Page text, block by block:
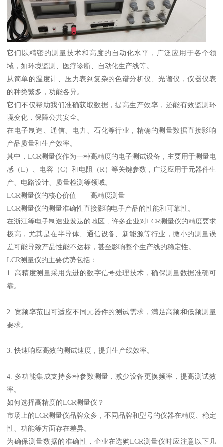
它们以精密的测量技术和高度的自动化水平，广泛应用于各个领
域，如环境监测、医疗诊断、自动化生产线等。
从简单的温度计、压力表到复杂的色谱分析仪、光谱仪，仪器仪表
的种类繁多，功能各异。
它们不仅帮助我们准确获取数据，提高生产效率，还能有效监测环
境变化，保障公共安全。
在电子制造、通信、电力、石化等行业，精确的测量数据直接影响
产品质量和生产效率。
其中，LCR测量仪作为一种高精度的电子测试设备，主要用于测量电
感（L）、电容（C）和电阻（R）等关键参数，广泛应用于元器件生
产、电路设计、质量检测等领域。
LCR测量仪的核心价值——高精度测量
LCR测量仪的测量准确性直接影响电子产品的性能和可靠性。
在浙江等电子制造业发达的地区，许多企业对LCR测量仪的精度要求
极高，尤其是在半导体、通信设备、新能源等行业，微小的测量误
差可能导致产品性能不达标，甚至影响整个生产线的稳定性。
LCR测量仪的主要优势包括：
1. 高精度测量采用先进的数字信号处理技术，确保测量数据准确可
靠。
2. 宽频率范围可适应不同元器件的测试需求，满足高频和低频测量
要求。
3. 快速响应高效的测试速度，提升生产线效率。
4. 多功能集成支持多种参数测量，减少设备更换频率，提高测试效
率。
如何选择高精度的LCR测量仪？
市场上的LCR测量仪品牌众多，不同品牌和型号的仪器在精度、稳定
性、功能等方面存在差异。
为确保测量数据的准确性，企业在选购LCR测量仪时应注意以下几